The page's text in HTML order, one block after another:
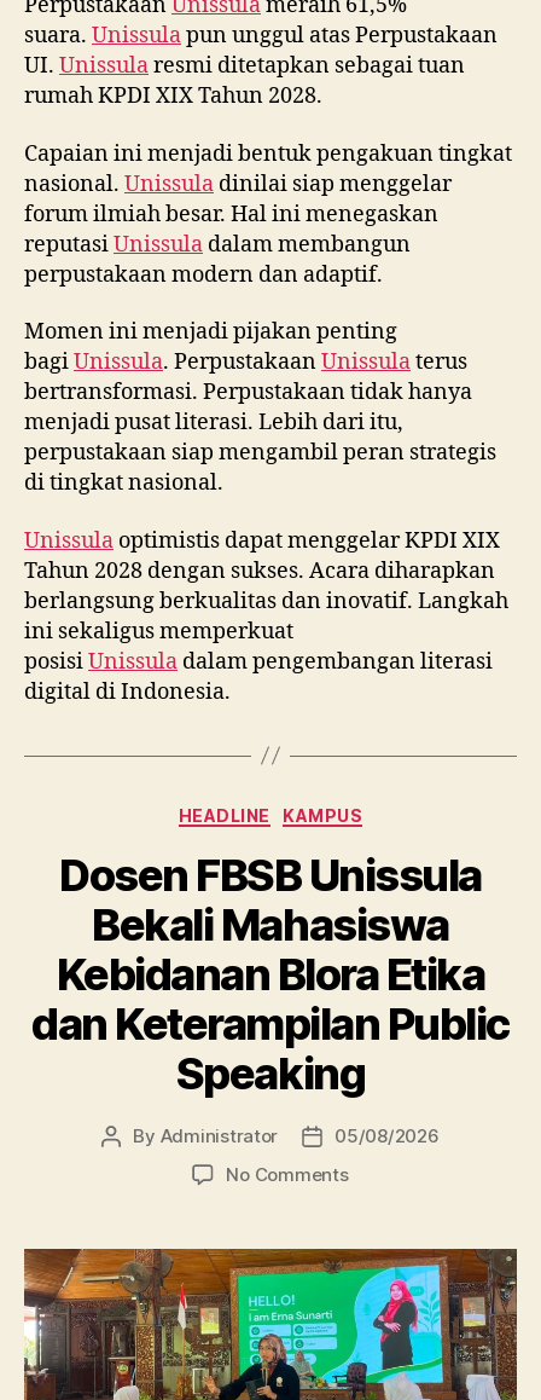
Perpustakaan Unissulameraih 61,5%
suara. Unissulapun unggul atas Perpustakaan
UI. Unissularesmi ditetapkan sebagai tuan
rumah KPDI XIX Tahun 2028.
Capaian ini menjadi bentuk pengakuan tingkat
nasional. Unissula dinilai siap menggelar
forum ilmiah besar. Hal ini menegaskan
reputasiUnissula dalam membangun
perpustakaan modern dan adaptif.
Momen ini menjadi pijakan penting
bagiUnissula. PerpustakaanUnissulaterus
bertransformasi. Perpustakaan tidak hanya
menjadi pusat literasi. Lebih dari itu,
perpustakaan siap mengambil peran strategis
di tingkat nasional.
Unissula optimistis dapat menggelar KPDI XIX
Tahun 2028 dengan sukses. Acara diharapkan
berlangsung berkualitas dan inovatif. Langkah
ini sekaligus memperkuat
posisiUnissula dalam pengembangan literasi
digital di Indonesia.
Categories
HEADLINE KAMPUS
Dosen FBSB Unissula
Bekali Mahasiswa
Kebidanan Blora Etika
dan Keterampilan Public
Speaking
Post
By Administrator
Post
date
05/08/2026
No Commentson
Unissula
Bekali
Mahasiswa
Kebidanan
Blora
Etika